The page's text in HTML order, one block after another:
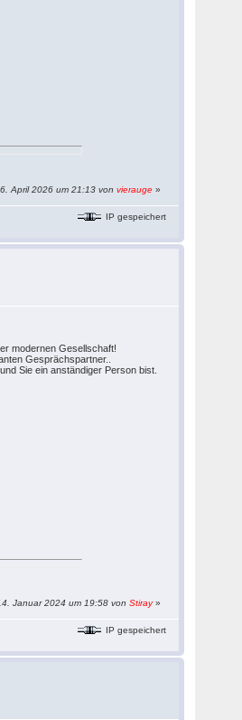
April 2026 um 21:13 vonvierauge »
IP gespeichert
modernen Gesellschaft!
Gesprächspartner..
Sie ein anständiger Person bist.
Januar 2024 um 19:58 vonStiray»
IP gespeichert